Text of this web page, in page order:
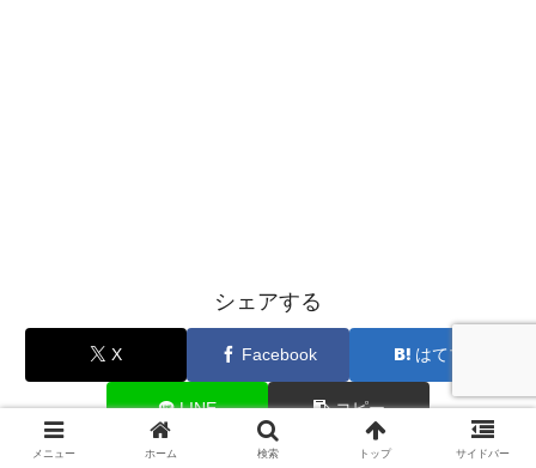
シェアする
X Facebook はてブ
LINE コピー
メニュー ホーム 検索 トップ サイドバー